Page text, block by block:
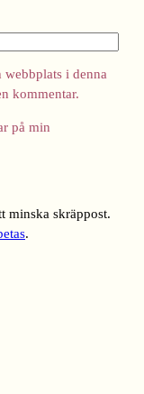
webbplats i denna
kommentar.
på min
minska skräppost.
.